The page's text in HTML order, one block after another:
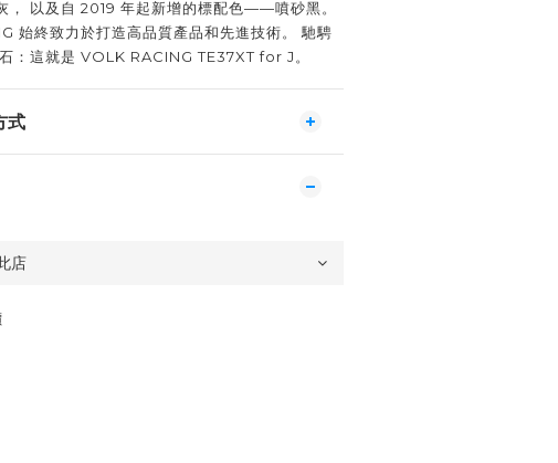
以及自 2019 年起新增的標配色——噴砂黑。
始終致力於打造高品質產品和先進技術。 馳騁
：這就是 VOLK RACING TE37XT for J。
式